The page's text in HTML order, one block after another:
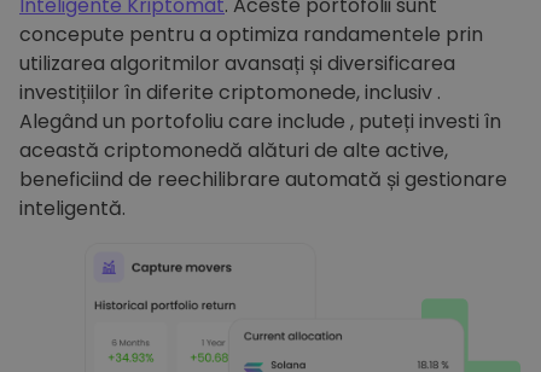
concepute pentru a optimiza randamentele prin
utilizarea algoritmilor avansați și diversificarea
investițiilor în diferite criptomonede, inclusiv .
Alegând un portofoliu care include , puteți investi în
această criptomonedă alături de alte active,
beneficiind de reechilibrare automată și gestionare
inteligentă.